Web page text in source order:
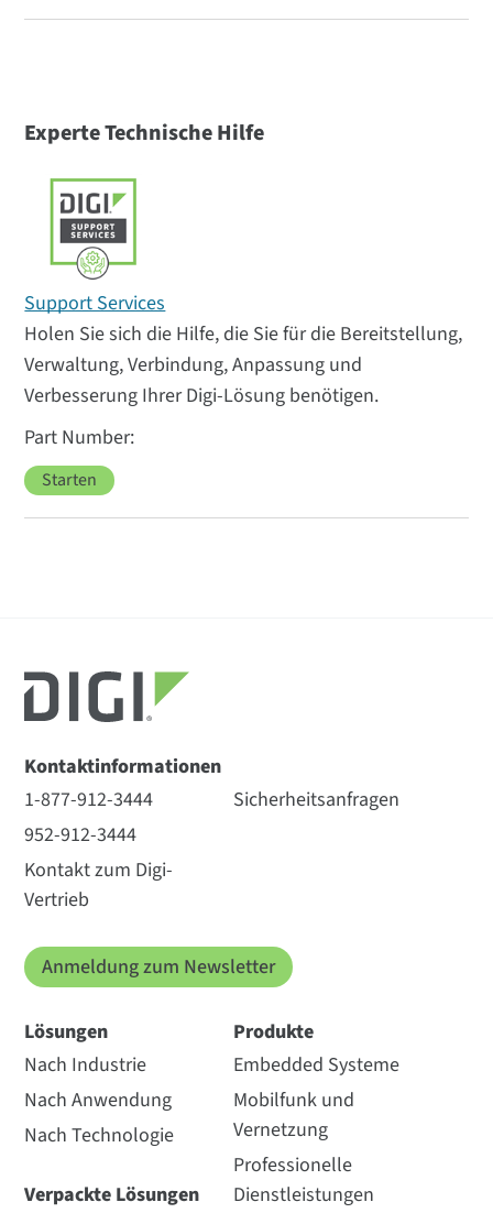
Experte Technische Hilfe
Support Services
Holen Sie sich die Hilfe, die Sie für die Bereitstellung,
Verwaltung, Verbindung, Anpassung und
Verbesserung Ihrer Digi-Lösung benötigen.
Starten
Kontaktinformationen
1-877-912-3444
952-912-3444
Kontakt zum Digi-
Vertrieb
Sicherheitsanfragen
Anmeldung zum Newsletter
Lösungen
Nach Industrie
Nach Anwendung
Nach Technologie
Verpackte Lösungen
Produkte
Embedded Systeme
Mobilfunk und
Vernetzung
Professionelle
Dienstleistungen